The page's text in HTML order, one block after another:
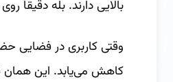
بالایی دارند. بله دقیقاً
وقتی کاربری در فضایی
کاهش می‌یابد. این همان